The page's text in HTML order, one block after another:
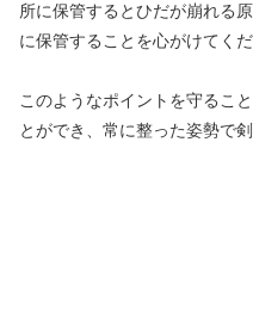
所に保管するとひだが崩れる
に保管することを心がけてくだ
このようなポイントを守るこ
とができ、常に整った姿勢で